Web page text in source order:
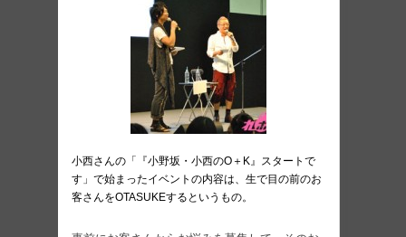
小西さんの「『小野坂・小西のO＋K』スタートで
す」で始まったイベントの内容は、生で目の前のお
客さんをOTASUKEするというもの。